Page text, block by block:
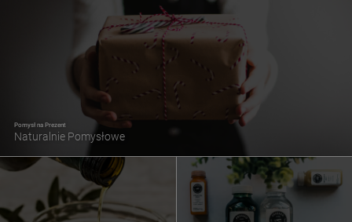
Pomysł na Prezent
Naturalnie Pomysłowe